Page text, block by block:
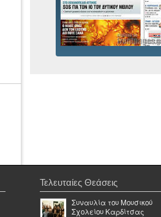
Τελευταίες Θεάσεις
Συναυλία του Μουσικού
Σχολείου Καρδίτσας